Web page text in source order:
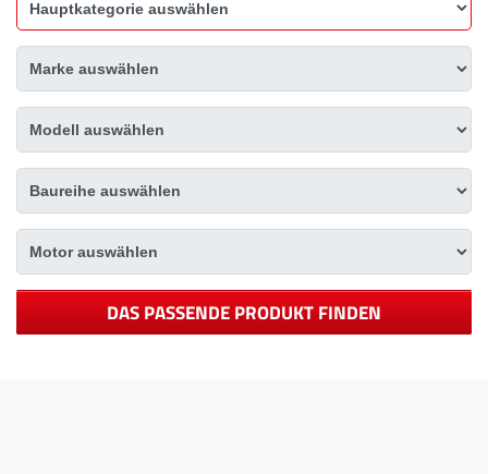
DAS PASSENDE PRODUKT FINDEN